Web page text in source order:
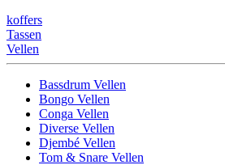
koffers
Tassen
Vellen
Bassdrum Vellen
Bongo Vellen
Conga Vellen
Diverse Vellen
Djembé Vellen
Tom & Snare Vellen